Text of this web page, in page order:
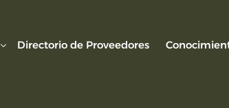
Directorio de Proveedores